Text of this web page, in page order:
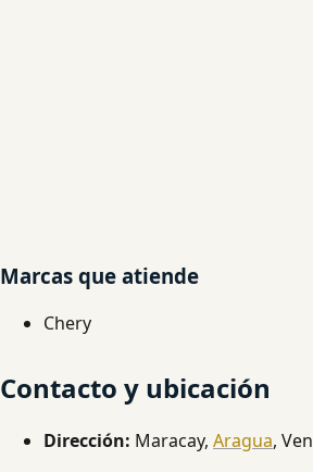
Marcas que atiende
Chery
Contacto y ubicación
Dirección: Maracay, Aragua,